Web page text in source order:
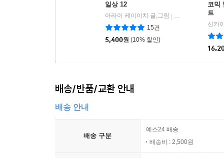
일상 12
아라이 케이이치 글,그림
대원
15건
5,400원 (10% 할인)
코믹
트
배송/반품/교환 안내
배송 안내
배송 구분
예스24 배송
배송비 : 2,500원